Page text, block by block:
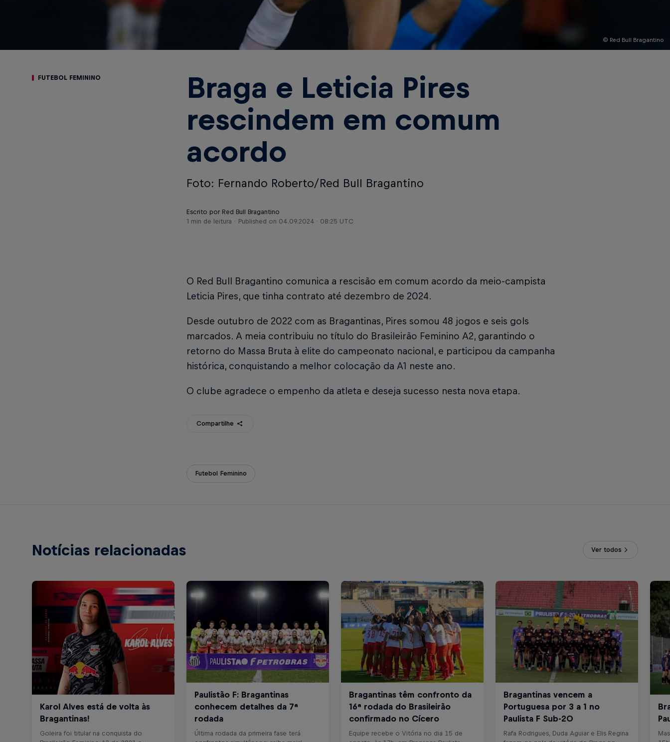
© Red Bull Bragantino
FUTEBOL FEMININO
Braga e Leticia Pires
rescindem em comum
acordo
Foto: Fernando Roberto/Red Bull Bragantino
Escrito por Red Bull Bragantino
1 min de leitura
Published on 04.09.2024 · 08:25 UTC
O Red Bull Bragantino comunica a rescisão em comum acordo da meio-campista
Leticia Pires, que tinha contrato até dezembro de 2024.
Desde outubro de 2022 com as Bragantinas, Pires somou 48 jogos e seis gols
marcados. A meia contribuiu no título do Brasileirão Feminino A2, garantindo o
retorno do Massa Bruta à elite do campeonato nacional, e participou da campanha
histórica, conquistando a melhor colocação da A1 neste ano.
O clube agradece o empenho da atleta e deseja sucesso nesta nova etapa.
Compartilhe
Futebol Feminino
Notícias relacionadas Ver todos